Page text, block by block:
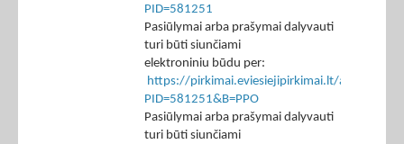
PID=581251
Pasiūlymai arba prašymai dalyvauti
turi būti siunčiami
elektroniniu būdu per:
https://pirkimai.eviesiejipirkimai.lt/app/rfq/
PID=581251&B=PPO
Pasiūlymai arba prašymai dalyvauti
turi būti siunčiami